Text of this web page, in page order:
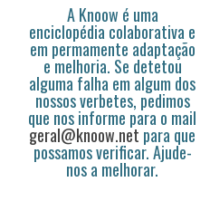
A Knoow é uma
enciclopédia colaborativa e
em permamente adaptação
e melhoria. Se detetou
alguma falha em algum dos
nossos verbetes, pedimos
que nos informe para o mail
geral@knoow.net para que
possamos verificar. Ajude-
nos a melhorar.